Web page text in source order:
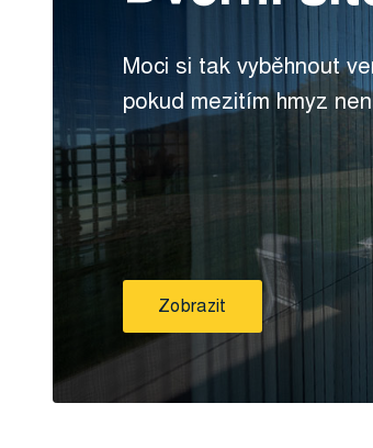
Moci si tak vyběhnout
pokud mezitím hmyz
Zobrazit